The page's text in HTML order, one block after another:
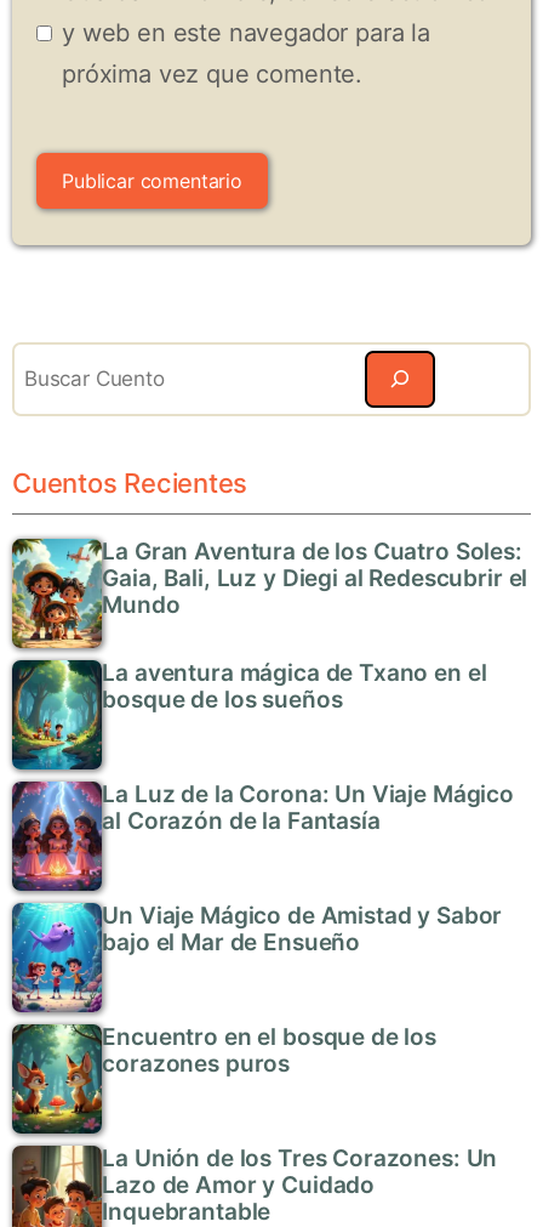
y web en este navegador para la
próxima vez que comente.
Cuentos Recientes
La Gran Aventura de los Cuatro Soles:
Gaia, Bali, Luz y Diegi al Redescubrir el
Mundo
La aventura mágica de Txano en el
bosque de los sueños
La Luz de la Corona: Un Viaje Mágico
al Corazón de la Fantasía
Un Viaje Mágico de Amistad y Sabor
bajo el Mar de Ensueño
Encuentro en el bosque de los
corazones puros
La Unión de los Tres Corazones: Un
Lazo de Amor y Cuidado
Inquebrantable